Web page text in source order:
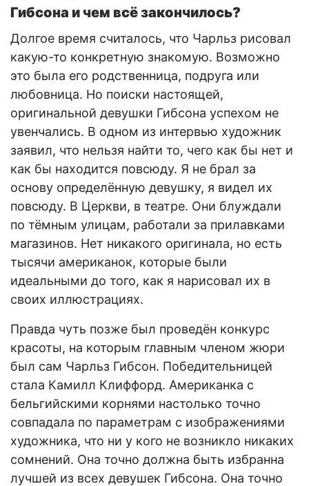
Гибсона и чем всё закончилось?
Долгое время считалось, что Чарльз рисовал
какую-то конкретную знакомую. Возможно
это была его родственница, подруга или
любовница. Но поиски настоящей,
оригинальной девушки Гибсона успехом не
увенчались. В одном из интервью художник
заявил, что нельзя найти то, чего как бы нет и
как бы находится повсюду. Я не брал за
основу определённую девушку, я видел их
повсюду. В Церкви, в театре. Они блуждали
по тёмным улицам, работали за прилавками
магазинов. Нет никакого оригинала, но есть
тысячи американок, которые были
идеальными до того, как я нарисовал их в
своих иллюстрациях.
Правда чуть позже был проведён конкурс
красоты, на которым главным членом жюри
был сам Чарльз Гибсон. Победительницей
стала Камилл Клиффорд. Американка с
бельгийскими корнями настолько точно
совпадала по параметрам с изображениями
художника, что ни у кого не возникло никаких
сомнений. Она точно должна быть избранна
лучшей из всех девушек Гибсона. Она точно